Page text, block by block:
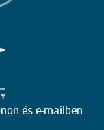
és e-mailben